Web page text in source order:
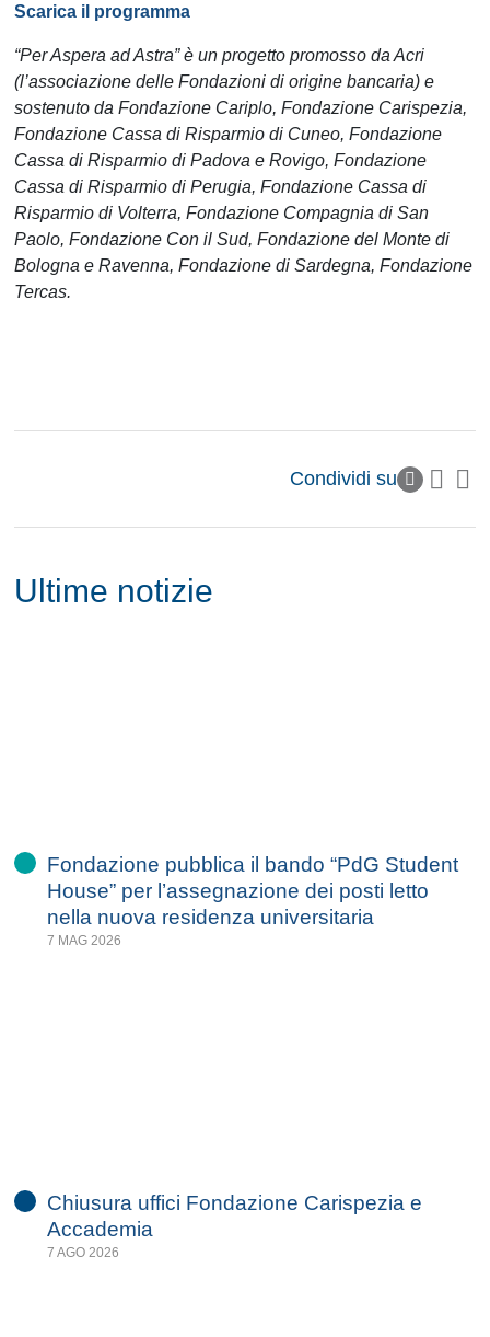
Scarica il programma
“Per Aspera ad Astra” è un progetto promosso da Acri
(l’associazione delle Fondazioni di origine bancaria) e
sostenuto da Fondazione Cariplo, Fondazione Carispezia,
Fondazione Cassa di Risparmio di Cuneo, Fondazione
Cassa di Risparmio di Padova e Rovigo, Fondazione
Cassa di Risparmio di Perugia, Fondazione Cassa di
Risparmio di Volterra, Fondazione Compagnia di San
Paolo, Fondazione Con il Sud, Fondazione del Monte di
Bologna e Ravenna, Fondazione di Sardegna, Fondazione
Tercas.
Condividi su
Ultime notizie
Fondazione pubblica il bando “PdG Student
House” per l’assegnazione dei posti letto
nella nuova residenza universitaria
7 MAG 2026
Chiusura uffici Fondazione Carispezia e
Accademia
7 AGO 2026